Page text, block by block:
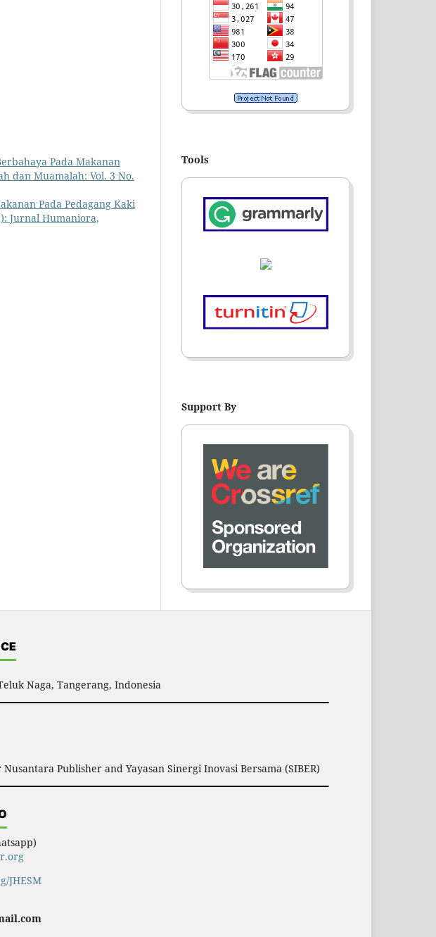
Pada Makanan
dan Muamalah: Vol. 3 No.
Pada Pedagang Kaki
Jurnal Humaniora,
Tools
Support By
Naga, Tangerang, Indonesia
Publisher and Yayasan Sinergi Inovasi Bersama (SIBER)
JHESM